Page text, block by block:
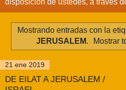
disposición de ustedes, a través
Mostrando entradas con la
JERUSALEM. Mostrar
21 ene 2019
DE EILAT A JERUSALEM /